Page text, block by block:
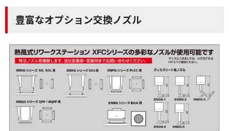
豊富なオプション交換ノズル